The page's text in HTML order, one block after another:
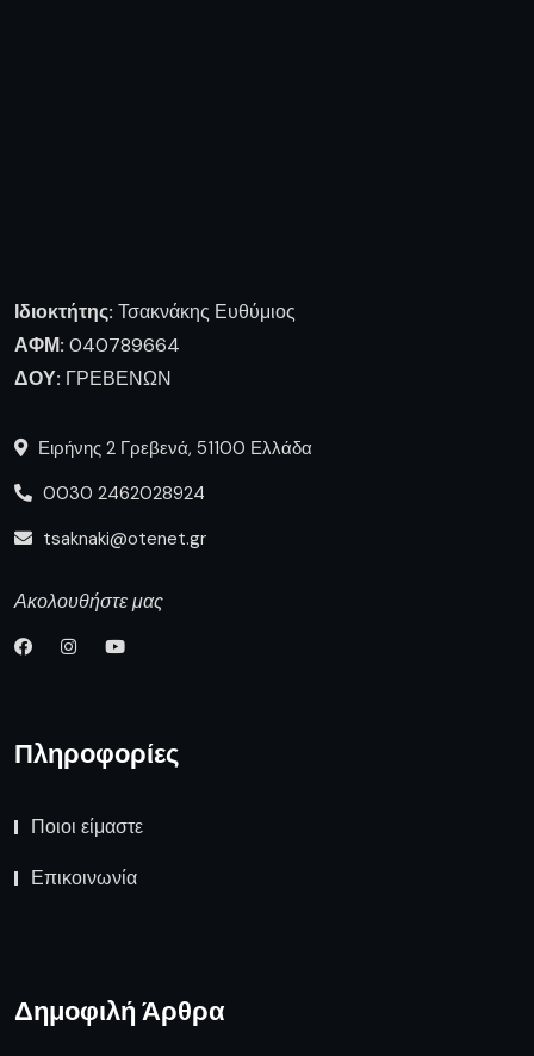
Ιδιοκτήτης: Τσακνάκης Ευθύμιος
ΑΦΜ: 040789664
ΔΟΥ: ΓΡΕΒΕΝΩΝ
Ειρήνης 2 Γρεβενά, 51100 Ελλάδα
0030 2462028924
tsaknaki@otenet.gr
Ακολουθήστε μας
Πληροφορίες
Ποιοι είμαστε
Επικοινωνία
Δημοφιλή Άρθρα